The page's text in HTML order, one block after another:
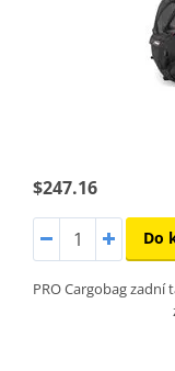
$247.16
Do
PRO Cargobag zadní